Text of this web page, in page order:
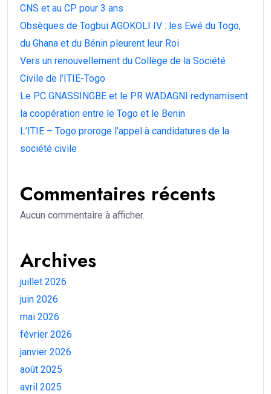
CNS et au CP pour 3 ans
Obsèques de Togbui AGOKOLI IV : les Ewé du Togo,
du Ghana et du Bénin pleurent leur Roi
Vers un renouvellement du Collège de la Société
Civile de l’ITIE-Togo
Le PC GNASSINGBE et le PR WADAGNI redynamisent
la coopération entre le Togo et le Benin
L’ITIE – Togo proroge l’appel à candidatures de la
société civile
Commentaires récents
Aucun commentaire à afficher.
Archives
juillet 2026
juin 2026
mai 2026
février 2026
janvier 2026
août 2025
avril 2025